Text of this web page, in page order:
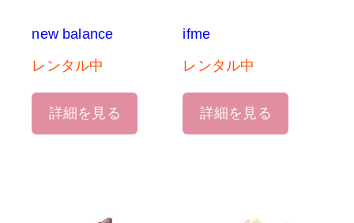
new balance
レンタル中
詳細を見る
ifme
レンタル中
詳細を見る